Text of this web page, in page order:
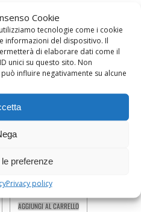
Cookie
tecnologie come i cookie
informazioni del dispositivo. Il
di elaborare dati come il
unici su questo sito. Non
influire negativamente su alcune
preferenze
Privacy policy
IN OFFERTA!
45,00€ 36,00
AGGIUNGI AL CARRELLO